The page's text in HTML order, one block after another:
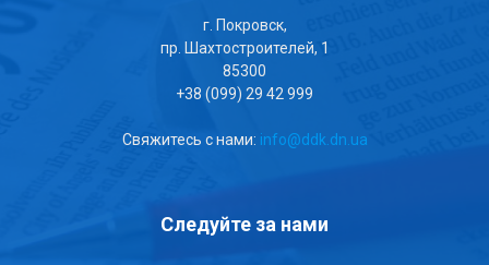
г. Покровск,
пр. Шахтостроителей, 1
85300
+38 (099) 29 42 999
Свяжитесь с нами: info@ddk.dn.ua
Следуйте за нами